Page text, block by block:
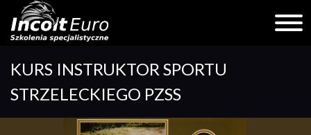
content
KURS INSTRUKTOR SPORTU
STRZELECKIEGO PZSS